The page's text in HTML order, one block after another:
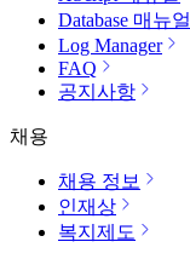
Database 매뉴얼
Log Manager
FAQ
공지사항
채용
채용 정보
인재상
복지제도